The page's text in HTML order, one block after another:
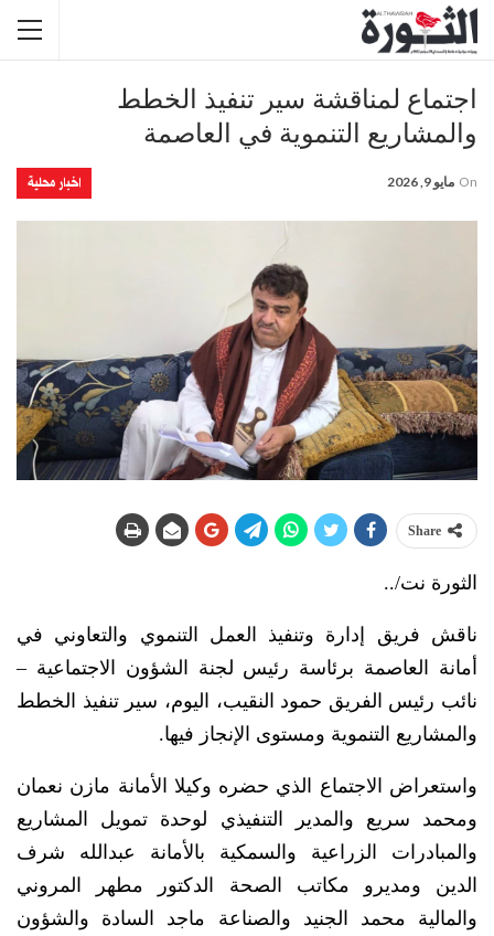
اجتماع لمناقشة سير تنفيذ الخطط
والمشاريع التنموية في العاصمة
اخبار محلية On مايو 9, 2026
Share
الثورة نت/..
ناقش فريق إدارة وتنفيذ العمل التنموي والتعاوني في
أمانة العاصمة برئاسة رئيس لجنة الشؤون الاجتماعية –
نائب رئيس الفريق حمود النقيب، اليوم، سير تنفيذ الخطط
والمشاريع التنموية ومستوى الإنجاز فيها.
واستعراض الاجتماع الذي حضره وكيلا الأمانة مازن نعمان
ومحمد سريع والمدير التنفيذي لوحدة تمويل المشاريع
والمبادرات الزراعية والسمكية بالأمانة عبدالله شرف
الدين ومديرو مكاتب الصحة الدكتور مطهر المروني
والمالية محمد الجنيد والصناعة ماجد السادة والشؤون